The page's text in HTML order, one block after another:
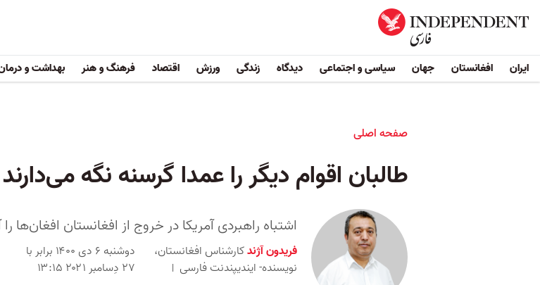
ایران افغانستان جهان سیاسی و اجتماعی دیدگاه زندگی ورزش اقتصاد فرهنگ و هنر بهداشت و
صفحه اصلی
طالبان اقوام دیگر را عمدا گرسنه نگه می‌دارند
اشتباه راهبردی آمریکا در خروج از افغانستان افغان‌ها
فریدون آژندکارشناس افغانستان،
نویسنده- ایندیپندنت فارسی
دوشنبه ۶ دی ۱۴۰۰ برابر با
۲۷ دِسامبر ۲۰۲۱ ۱۳:۱۵